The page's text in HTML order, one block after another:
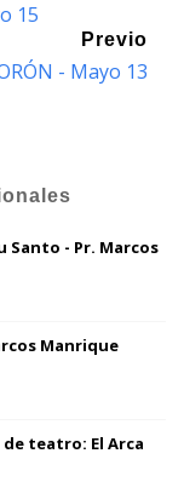
15
Previo
- Mayo 13
Santo - Pr. Marcos
Manrique
de teatro: El Arca